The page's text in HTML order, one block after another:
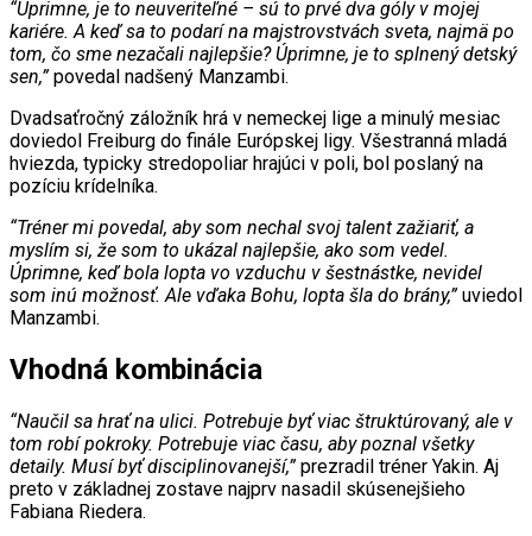
“Úprimne, je to neuveriteľné – sú to prvé dva góly v mojej
kariére.A keď sa to podarí na majstrovstvách sveta, najmä po
tom, čo sme nezačali najlepšie? Úprimne, je to splnený detský
sen,”povedal nadšený Manzambi.
Dvadsaťročný záložník hrá v nemeckej lige a minulý mesiac
doviedol Freiburg do finále Európskej ligy. Všestranná mladá
hviezda, typicky stredopoliar hrajúci v poli, bol poslaný na
pozíciu krídelníka.
“Tréner mi povedal, aby som nechal svoj talent zažiariť, a
myslím si, že som to ukázal najlepšie, ako som vedel.
Úprimne, keď bola lopta vo vzduchu v šestnástke, nevidel
som inú možnosť. Ale vďaka Bohu, lopta šla do brány,”uviedol
Manzambi.
Vhodná kombinácia
“Naučil sa hrať na ulici. Potrebuje byť viac štruktúrovaný, ale v
tom robí pokroky. Potrebuje viac času, aby poznal všetky
detaily. Musí byť disciplinovanejší,”prezradil tréner Yakin. Aj
preto v základnej zostave najprv nasadil skúsenejšieho
Fabiana Riedera.